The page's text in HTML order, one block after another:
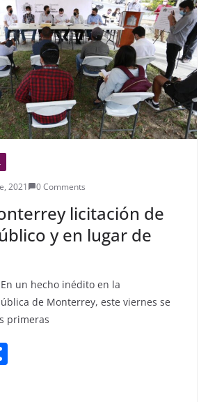
2021 0 Comments
licitación de
y en lugar de
un hecho inédito en la
de Monterrey, este viernes se
primeras